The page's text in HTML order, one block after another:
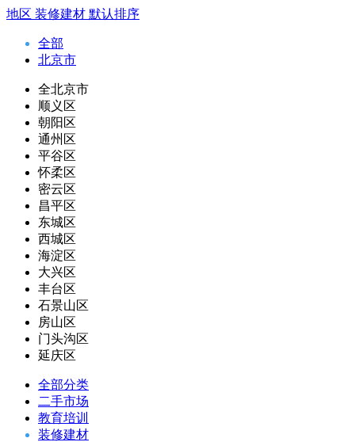
地区 装修建材 默认排序
全部
北京市
全北京市
顺义区
朝阳区
通州区
平谷区
怀柔区
密云区
昌平区
东城区
西城区
海淀区
大兴区
丰台区
石景山区
房山区
门头沟区
延庆区
全部分类
二手市场
教育培训
装修建材